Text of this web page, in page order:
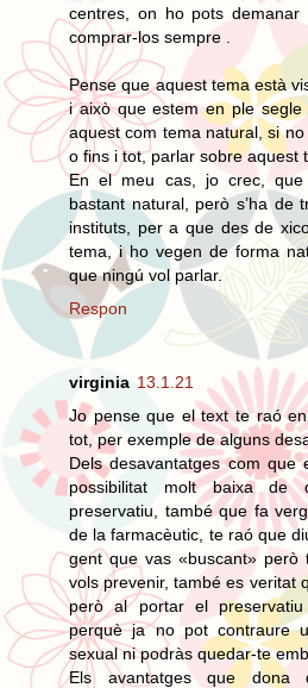
centres, on ho pots
comprar-los sempre .
Pense que aquest tema està
i això que estem en ple
aquest com tema natural, si
o fins i tot, parlar sobre aquest
En el meu cas, jo crec,
bastant natural, però s’ha de
instituts, per a que des de
tema, i ho vegen de forma
que ningú vol parlar.
Respon
virginia 13.1.21
Jo pense que el text te raó
tot, per exemple de alguns
Dels desavantatges com
possibilitat molt baixa
preservatiu, també que fa
de la farmacèutic, te raó que
gent que vas «buscant»
vols prevenir, també es veritat
però al portar el
perquè ja no pot contraure
sexual ni podràs quedar-te
Els avantatges que dona